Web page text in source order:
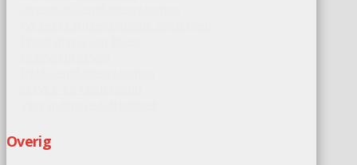
Overig